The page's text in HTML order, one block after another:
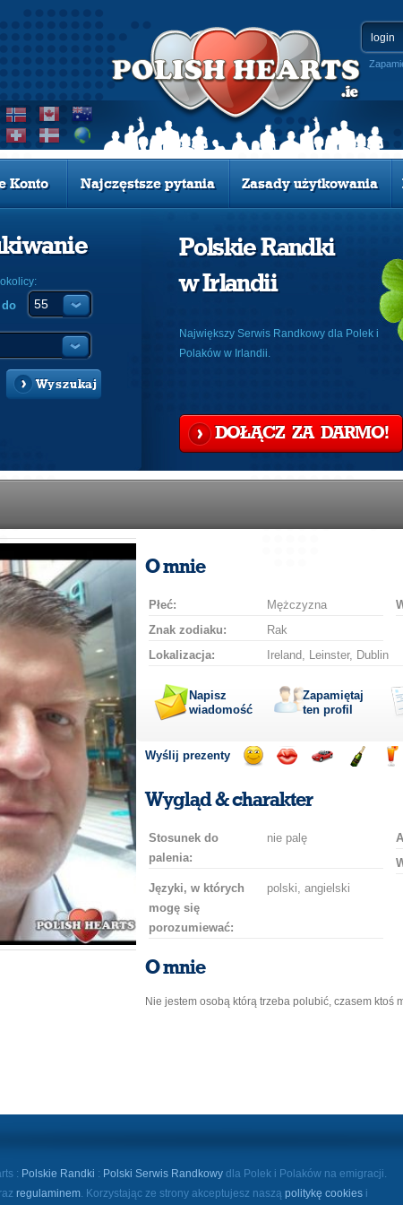
Konto Najczęstsze pytania Zasady użytkowania
do
Wyszukaj
Polskie Randki
w Irlandii
Największy Serwis Randkowy dla Polek i
Polaków w Irlandii.
DOŁĄCZ ZA DARMO!
O mnie
Płeć: Mężczyzna
Znak zodiaku:
Rak
Lokalizacja:
Ireland, Leinster, Dublin
Napisz
wiadomość
Zapamiętaj
ten profil
Wyślij prezenty
uśmiechbuziaka
Wygląd & charakter
Stosunek do
palenia:
nie palę
Języki, w których
mogę się
porozumiewać:
polski, angielski
O mnie
Nie jestem osobą którą trzeba polubić, czasem ktoś
: Polskie Randki : Polski Serwis Randkowy dla Polek i Polaków na emigracji.
regulaminem . Korzystając ze strony akceptujesz naszą politykę cookies i